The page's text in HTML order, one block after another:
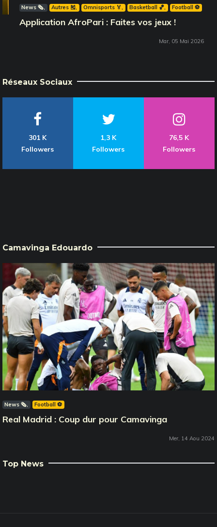
News 🗞️ Autres 🎽 Omnisports 🏅 Basketball 🏀 Football ⚽️
Application AfroPari : Faites vos jeux !
Mar, 05 Mai 2026
Réseaux Sociaux
301 K
Followers
1,3 K
Followers
76,5 K
Followers
Camavinga Edouardo
News 🗞️ Football ⚽️
Real Madrid : Coup dur pour Camavinga
Mer, 14 Aou 2024
Top News